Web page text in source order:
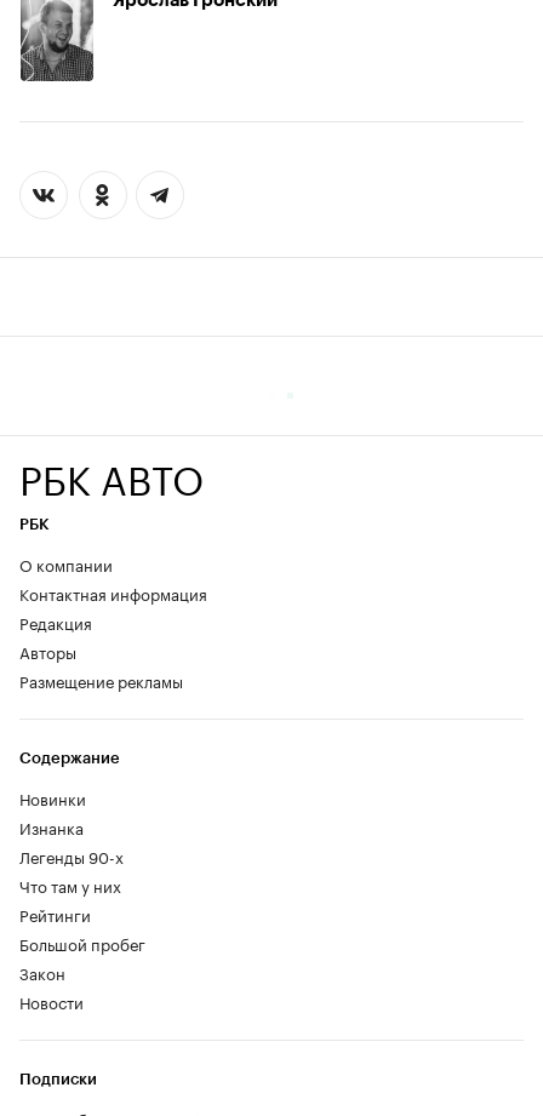
РБК АВТО
РБК
О компании
Контактная информация
Редакция
Авторы
Размещение рекламы
Содержание
Новинки
Изнанка
Легенды 90-х
Что там у них
Рейтинги
Большой пробег
Закон
Новости
Подписки